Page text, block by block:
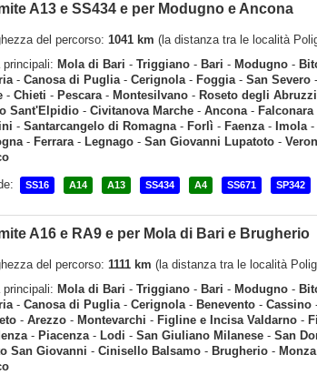
A13 e SS434 e per Modugno e Ancona
del percorso: 1041 km (la distanza tra le località
principali: Mola di Bari - Triggiano - Bari - Modugno -
- Canosa di Puglia- Cerignola- Foggia- San Severo -
- Chieti - Pescara- Montesilvano - Roseto degli Abruzzi
Sant'Elpidio - Civitanova Marche - Ancona-
- Santarcangelo di Romagna- Forlì - Faenza- Imola-
- Ferrara- Legnago - San Giovanni Lupatoto -
SS16 A14 A13 SS434 A4 SS671 SP342
A16 e RA9 e per Mola di Bari e Brugherio
del percorso: 1111 km (la distanza tra le località
principali: Mola di Bari - Triggiano - Bari - Modugno -
- Canosa di Puglia- Cerignola- Benevento - Cassino
- Arezzo - Montevarchi - Figline e Incisa Valdarno -
- Piacenza- Lodi - San Giuliano Milanese - San
San Giovanni - Cinisello Balsamo - Brugherio - Monza